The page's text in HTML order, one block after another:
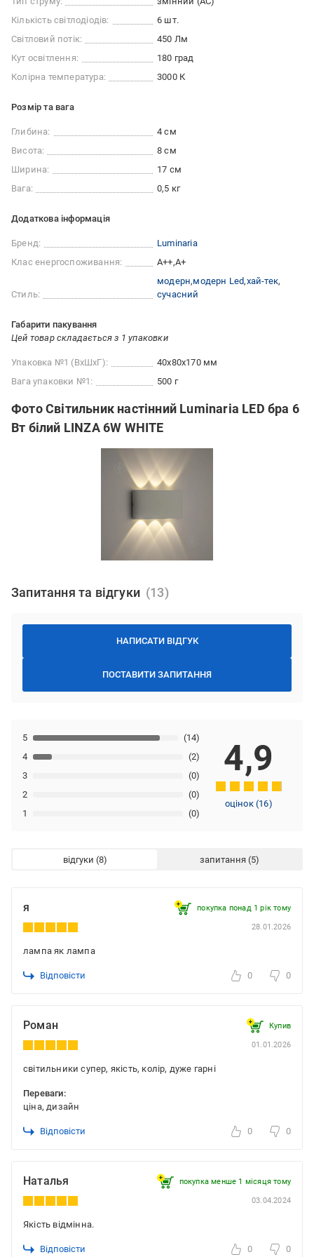
Кількість світлодіодів:
6 шт.
Світловий потік:
450 Лм
Кут освітлення:
180 град
Колірна температура:
3000 К
Розмір та вага
Глибина:
4 см
Висота:
8 см
Ширина:
17 см
Вага:
0,5 кг
Додаткова інформація
Бренд:
Luminaria
Клас енергоспоживання:
A++ A+
Стиль:
модерн модерн Led хай-тек
сучасний
Габарити пакування
Цей товар складається з 1 упаковки
Упаковка №1 (ВхШхГ):
40x80x170 мм
Вага упаковки №1:
500 г
Фото Світильник настінний Luminaria LED бра 6
Вт білий LINZA 6W WHITE
Запитання та відгуки
НАПИСАТИ ВІДГУК
ПОСТАВИТИ ЗАПИТАННЯ
1 (0)
2 (0)
3 (0)
4 (2)
5 (14)
4,9
оцінок (16)
відгуки запитання
я покупка понад 1 рік тому
28.01.2026
лампа як лампа
Відповісти 0 0
Роман Купив
01.01.2026
світильники супер, якість, колір, дуже гарні
Переваги:
ціна, дизайн
Відповісти 0 0
Наталья покупка менше 1 місяця томy
03.04.2024
Якість відмінна.
Відповісти 0 0